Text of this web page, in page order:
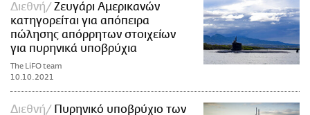
Διεθνή
Ζευγάρι Αμερικανών
κατηγορείται για απόπειρα
πώλησης απόρρητων στοιχείων
για πυρηνικά υποβρύχια
The LiFO team
10.10.2021
Διεθνή
Πυρηνικό υποβρύχιο των